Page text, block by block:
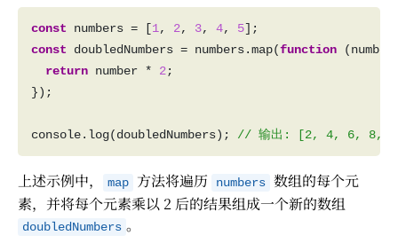
const numbers = [1, 2, 3, 4, 5
const doubledNumbers = numbers.map(function
return number * 2
console.log(doubledNumbers);
上述示例中， map 方法将遍历 numbers 数组的每个元
素，并将每个元素乘以 2 后的结果组成一个新的数组
doubledNumbers 。